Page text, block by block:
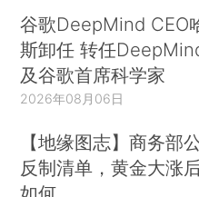
谷歌DeepMind CEO
斯卸任 转任
及谷歌首席科学家
2026年08月06日
【地缘图志】商务部
反制清单，黄金大涨